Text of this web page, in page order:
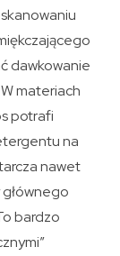
dawkowanie
materiach
potrafi
na
nawet
bardzo